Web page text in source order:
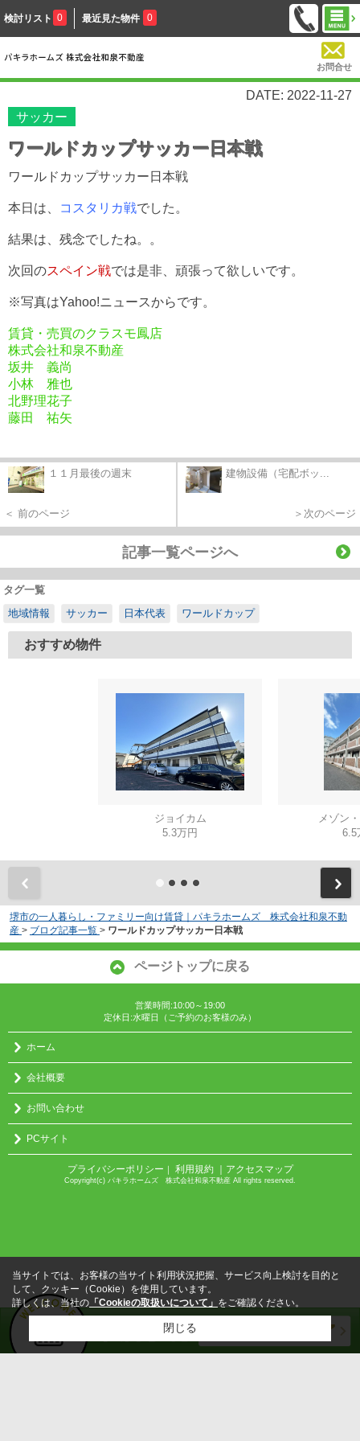
検討リスト 0 最近見た物件 0
お問合せ
DATE: 2022-11-27
サッカー
ワールドカップサッカー日本戦
ワールドカップサッカー日本戦
本日は、 コスタリカ戦でした。
結果は、残念でしたね。。
次回のスペイン戦では是非、頑張って欲しいです。
※写真はYahoo!ニュースからです。
賃貸・売買のクラスモ鳳店
株式会社和泉不動産
坂井 義尚
小林 雅也
北野理花子
藤田 祐矢
１１月最後の週末
＜ 前のページ
建物設備（宅配ボッ...
＞次のページ
記事一覧ページへ
タグ一覧
地域情報
サッカー 日本代表 ワールドカップ
おすすめ物件
ジョイカム
5.3万円
メゾン
6.5
堺市の一人暮らし・ファミリー向け賃貸｜パキラホームズ 株式会社和泉不動
産 > ブログ記事一覧 > ワールドカップサッカー日本戦
ページトップに戻る
営業時間:10:00～19:00
定休日:水曜日（ご予約のお客様のみ）
ホーム
会社概要
お問い合わせ
PCサイト
プライバシーポリシー ｜ 利用規約 ｜アクセスマップ
Copyright(c) パキラホームズ 株式会社和泉不動産 All rights reserved.
当サイトでは、お客様の当サイト利用状況把握、サービス向上検討を目的と
して、クッキー（Cookie）を使用しています。
詳しくは、当社の 「Cookieの取扱いについて」 をご確認ください。
閉じる